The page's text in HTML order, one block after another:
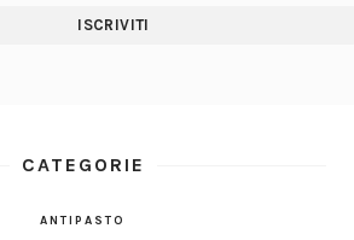
CATEGORIE
ANTIPASTO